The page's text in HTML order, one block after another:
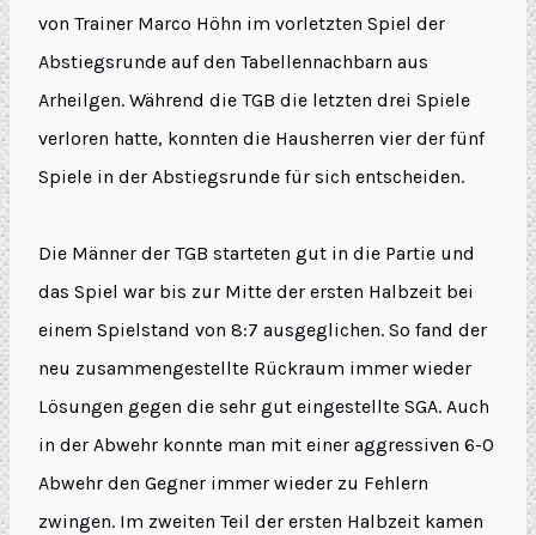
von Trainer Marco Höhn im vorletzten Spiel der
Abstiegsrunde auf den Tabellennachbarn aus
Arheilgen. Während die TGB die letzten drei Spiele
verloren hatte, konnten die Hausherren vier der fünf
Spiele in der Abstiegsrunde für sich entscheiden.
Die Männer der TGB starteten gut in die Partie und
das Spiel war bis zur Mitte der ersten Halbzeit bei
einem Spielstand von 8:7 ausgeglichen. So fand der
neu zusammengestellte Rückraum immer wieder
Lösungen gegen die sehr gut eingestellte SGA. Auch
in der Abwehr konnte man mit einer aggressiven 6-0
Abwehr den Gegner immer wieder zu Fehlern
zwingen. Im zweiten Teil der ersten Halbzeit kamen